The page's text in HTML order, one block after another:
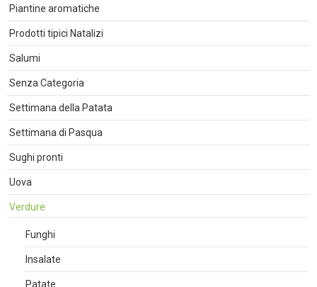
Piantine aromatiche
Prodotti tipici Natalizi
Salumi
Senza Categoria
Settimana della Patata
Settimana di Pasqua
Sughi pronti
Uova
Verdure
Funghi
Insalate
Patate